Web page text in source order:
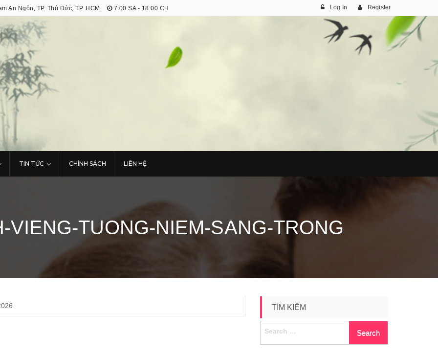
An Ngôn, TP. Thủ Đức, TP. HCM 7:00 SA - 18:00 CH Log In Register
TIN TỨC CHÍNH SÁCH LIÊN HỆ
VIENG-TUONG-NIEM-SANG-TRONG
TÌM KIẾM